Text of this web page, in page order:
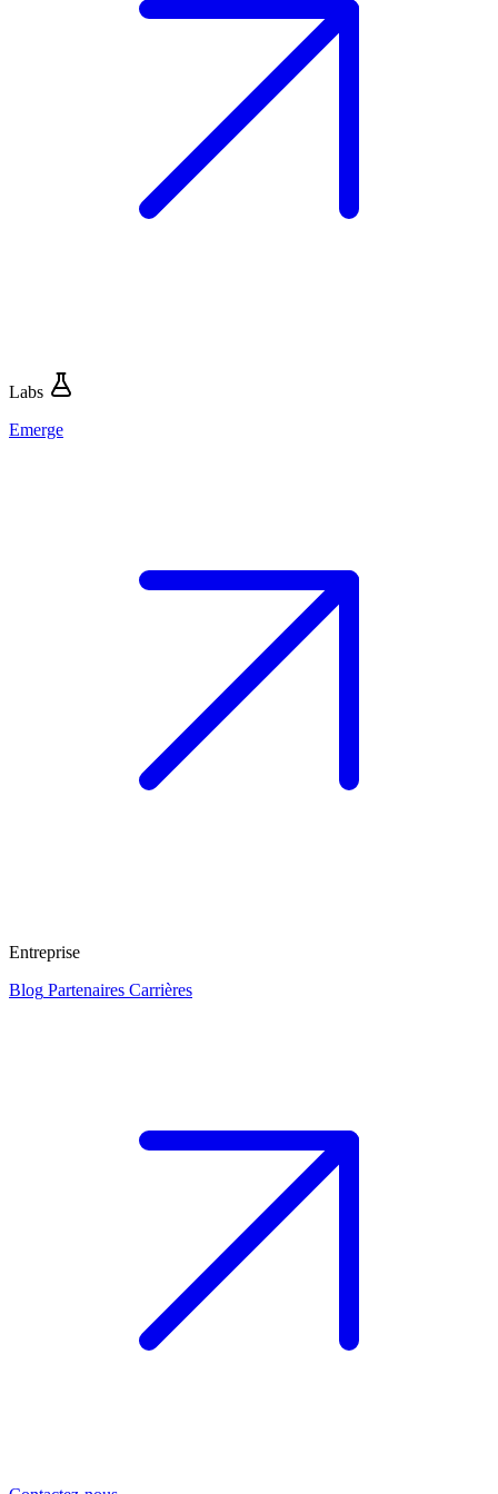
Labs
Emerge
Entreprise
Blog Partenaires Carrières